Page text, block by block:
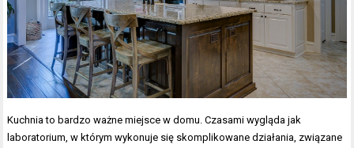
Kuchnia to bardzo ważne miejsce w domu. Czasami wygląda jak
laboratorium, w którym wykonuje się skomplikowane działania, związane